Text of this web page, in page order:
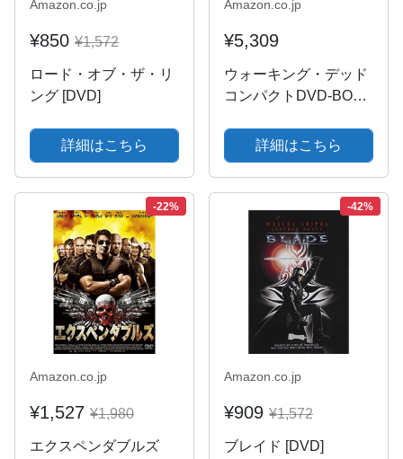
Amazon.co.jp
¥850 ¥1,572
ロード・オブ・ザ・リ
ング [DVD]
詳細はこちら
Amazon.co.jp
¥5,309
ウォーキング・デッド
コンパクトDVD-BOX
詳細はこちら
-22%
Amazon.co.jp
¥1,527 ¥1,980
エクスペンダブルズ
-42%
Amazon.co.jp
¥909 ¥1,572
ブレイド [DVD]